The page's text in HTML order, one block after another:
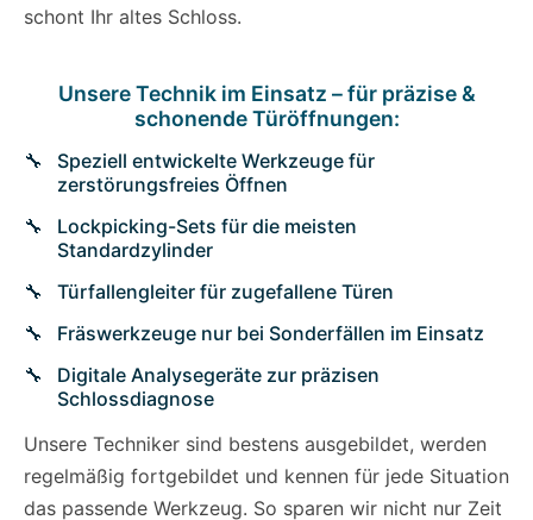
schont Ihr altes Schloss.
Unsere Technik im Einsatz – für präzise &
schonende Türöffnungen:
Speziell entwickelte Werkzeuge für
zerstörungsfreies Öffnen
Lockpicking-Sets für die meisten
Standardzylinder
Türfallengleiter für zugefallene Türen
Fräswerkzeuge nur bei Sonderfällen im Einsatz
Digitale Analysegeräte zur präzisen
Schlossdiagnose
Unsere Techniker sind bestens ausgebildet, werden
regelmäßig fortgebildet und kennen für jede Situation
das passende Werkzeug. So sparen wir nicht nur Zeit